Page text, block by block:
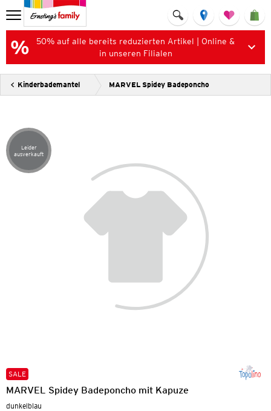
50% auf alle bereits reduzierten Artikel | Online &
in unseren Filialen
Kinderbademantel MARVEL Spidey Badeponcho
Artikel leider ausverkauft
Leider
ausverkauft
SALE
MARVEL Spidey Badeponcho mit Kapuze
dunkelblau